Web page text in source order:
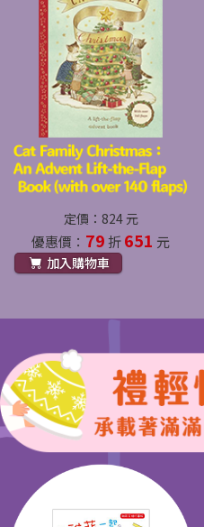
定價：824 元
優惠價： 79折651 元
加入購物車